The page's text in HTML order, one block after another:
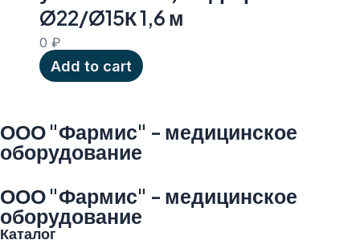
Ø22/Ø15К 1,6 м
0₽
Add to cart
ООО "Фармис" - медицинское
оборудование
ООО "Фармис" - медицинское
оборудование
Каталог